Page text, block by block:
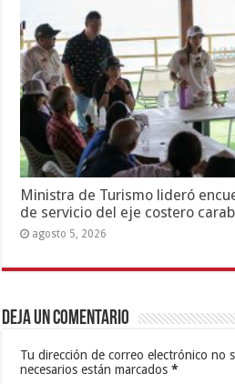
Ministra de Turismo lideró
de servicio del eje costero
agosto 5, 2026
Deja un comentario
Tu dirección de correo electrónico no
necesarios están marcados*